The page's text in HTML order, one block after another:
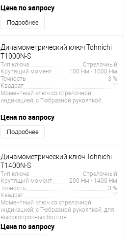
Цена по запросу
Подробнее
Динамометрический ключ Tohnichi
T1000N-S
Тип ключа
Стрелочный
Крутящий момент
100 Нм - 1000 Нм
Точность
3 %
Квадрат
1"
Моментный ключ со стрелочной
индикацией, с Т-образной рукояткой.
Цена по запросу
Подробнее
Динамометрический ключ Tohnichi
T1400N-S
Тип ключа
Стрелочный
Крутящий момент
200 Нм - 1400 Нм
Точность
3 %
Квадрат
1"
Моментный ключ со стрелочной
индикацией, с Т-образной рукояткой, для
высокопрочных болтов.
Цена по запросу